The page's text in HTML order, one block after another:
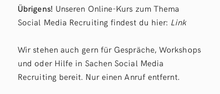
Übrigens! Unseren Online-Kurs zum Thema
Social Media Recruiting findest du hier: Link
Wir stehen auch gern für Gespräche, Workshops
und oder Hilfe in Sachen Social Media
Recruiting bereit. Nur einen Anruf entfernt.